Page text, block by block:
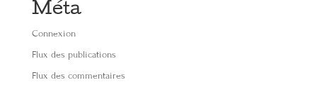
Méta
Connexion
Flux des publications
Flux des commentaires